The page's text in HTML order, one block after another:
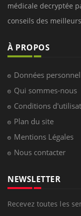
médicale decryptée
conseils des
À PROPOS
Données
Qui sommes-nous
Conditions
Plan du site
Mentions Légales
Nous contacter
NEWSLETTER
Recevez toutes les